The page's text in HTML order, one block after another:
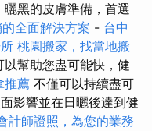
黑的皮膚準備，首選
全面解決方案 - 台中
桃園搬家，找當地搬
以幫助您盡可能快，健
推薦 不僅可以持續盡可
影響並在日曬後達到健
計師證照，為您的業務